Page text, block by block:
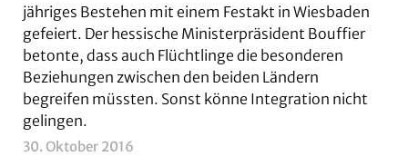
jähriges Bestehen mit einem Festakt in Wiesbaden
gefeiert. Der hessische Ministerpräsident Bouffier
betonte, dass auch Flüchtlinge die besonderen
Beziehungen zwischen den beiden Ländern
begreifen müssten. Sonst könne Integration nicht
gelingen.
30. Oktober 2016